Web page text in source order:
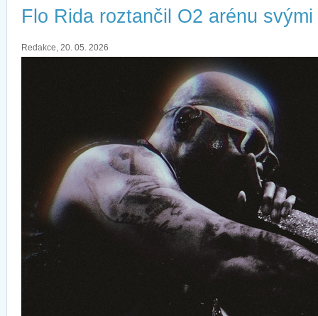
Flo Rida roztančil O2 arénu
Redakce, 20. 05. 2026